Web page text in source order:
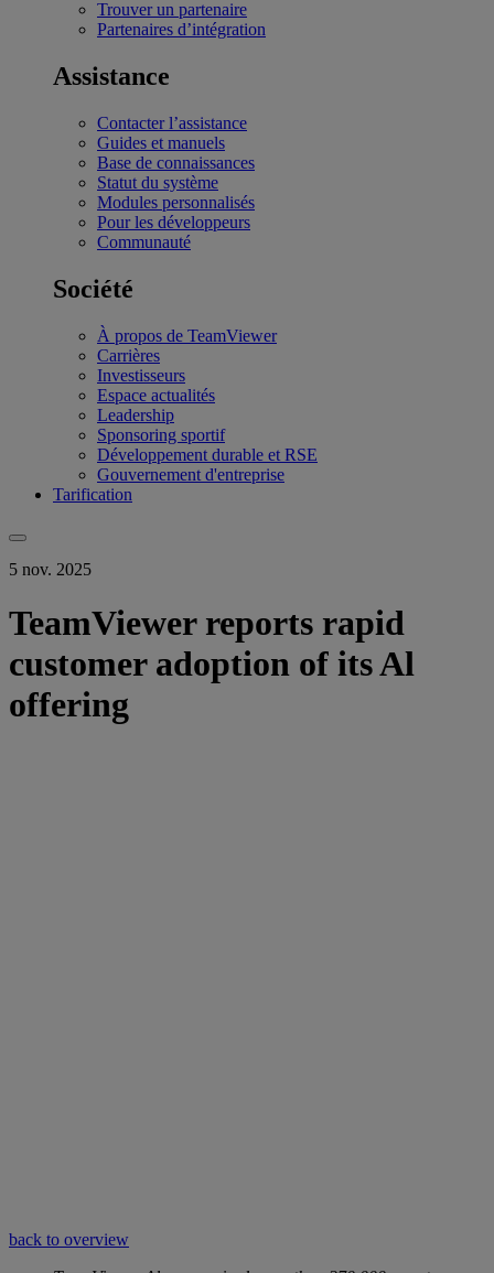
Trouver un partenaire
Partenaires d’intégration
Assistance
Contacter l’assistance
Guides et manuels
Base de connaissances
Statut du système
Modules personnalisés
Pour les développeurs
Communauté
Société
À propos de TeamViewer
Carrières
Investisseurs
Espace actualités
Leadership
Sponsoring sportif
Développement durable et RSE
Gouvernement d'entreprise
Tarification
5 nov. 2025
TeamViewer reports rapid
customer adoption of its Al
offering
back to overview